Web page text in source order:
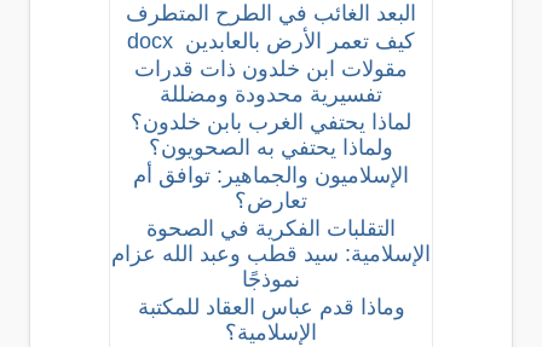
البعد الغائب في الطرح المتطرف
كيف تعمر الأرض بالعابدين docx
مقولات ابن خلدون ذات قدرات
تفسيرية محدودة ومضللة
لماذا يحتفي الغرب بابن خلدون؟
ولماذا يحتفي به الصحويون؟
الإسلاميون والجماهير: توافق أم
تعارض؟
التقلبات الفكرية في الصحوة
الإسلامية: سيد قطب وعبد الله عزام
نموذجًا
وماذا قدم عباس العقاد للمكتبة
الإسلامية؟